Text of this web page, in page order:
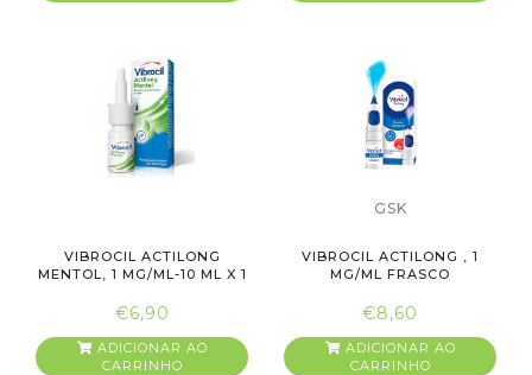
VIBROCIL ACTILONG
MENTOL, 1 MG/ML-10 ML X 1
€6,90
ADICIONAR AO
CARRINHO
GSK
VIBROCIL ACTILONG , 1
MG/ML FRASCO
€8,60
ADICIONAR AO
CARRINHO